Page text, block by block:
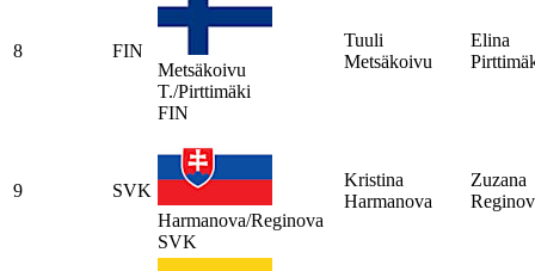
8
FIN
Metsäkoivu
T./Pirttimäki
FIN
Tuuli
Metsäkoivu
Elina
9
SVK
Harmanova/Reginova
SVK
Kristina
Harmanova
Zuzana